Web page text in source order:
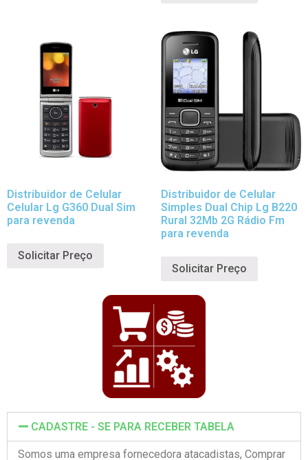
Distribuidor de Celular
Celular Lg G360 Dual Sim
para revenda
Solicitar Preço
Distribuidor de Celular
Simples Dual Chip Lg B220
Rural 32Mb 2G Rádio Fm
para revenda
Solicitar Preço
CADASTRE - SE PARA RECEBER TABELA
Somos uma empresa fornecedora atacadistas, Comprar